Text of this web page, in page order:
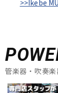
>>Ikebe
管楽器・吹奏